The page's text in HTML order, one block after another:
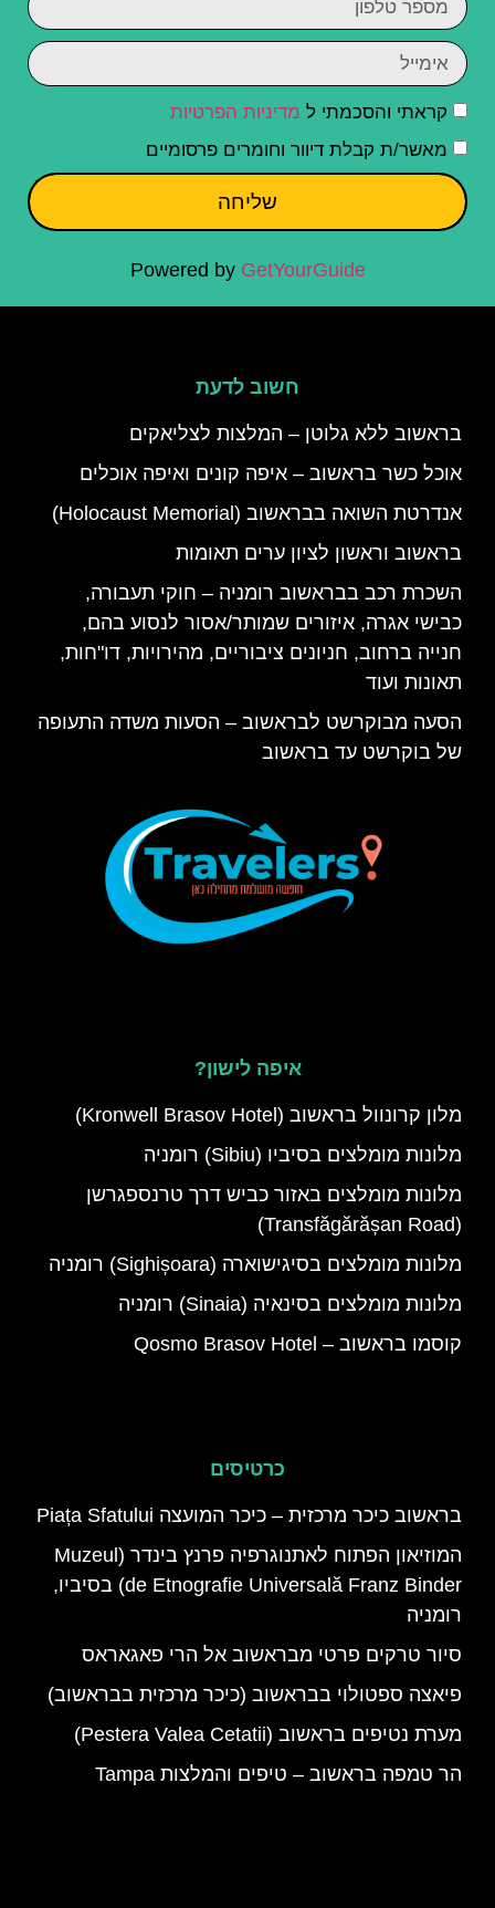
קראתי והסכמתי ל מדיניות הפרטיות
מאשר/ת קבלת דיוור וחומרים פרסומיים
שליחה
Powered by GetYourGuide
חשוב לדעת
בראשוב ללא גלוטן – המלצות לצליאקים
אוכל כשר בראשוב – איפה קונים ואיפה אוכלים
אנדרטת השואה בבראשוב (Holocaust Memorial)
בראשוב וראשון לציון ערים תאומות
השכרת רכב בבראשוב רומניה – חוקי תעבורה,
כבישי אגרה, איזורים שמותר/אסור לנסוע בהם,
חנייה ברחוב, חניונים ציבוריים, מהירויות, דו"חות,
תאונות ועוד
הסעה מבוקרשט לבראשוב – הסעות משדה התעופה
של בוקרשט עד בראשוב
איפה לישון?
מלון קרונוול בראשוב (Kronwell Brasov Hotel)
מלונות מומלצים בסיביו (Sibiu) רומניה
מלונות מומלצים באזור כביש דרך טרנספגרשן
(Transfăgărășan Road)
מלונות מומלצים בסיגישוארה (Sighișoara) רומניה
מלונות מומלצים בסינאיה (Sinaia) רומניה
קוסמו בראשוב – Qosmo Brasov Hotel
כרטיסים
בראשוב כיכר מרכזית – כיכר המועצה Piața Sfatului
המוזיאון הפתוח לאתנוגרפיה פרנץ בינדר (Muzeul
de Etnografie Universală Franz Binder) בסיביו,
רומניה
סיור טרקים פרטי מבראשוב אל הרי פאגאראס
פיאצה ספטולוי בבראשוב (כיכר מרכזית בבראשוב)
מערת נטיפים בראשוב (Pestera Valea Cetatii)
הר טמפה בראשוב – טיפים והמלצות Tampa